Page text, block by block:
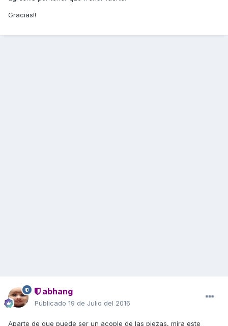
Gracias!!
abhang
Publicado 19 de Julio del 2016
Aparte de que puede ser un acople de las piezas, mira este